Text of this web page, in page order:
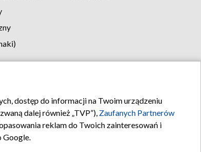
Kontakt
dostęp do informacji na Twoim urządzeniu
dalej również „TVP”), Zaufanych Partnerów
reklam do Twoich zainteresowań i
Google.